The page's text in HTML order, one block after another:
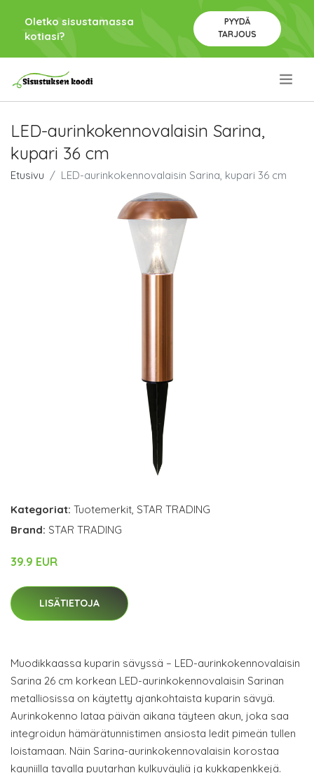
Oletko sisustamassa
kotiasi?
PYYDÄ
TARJOUS
LED-aurinkokennovalaisin Sarina,
kupari 36 cm
Etusivu LED-aurinkokennovalaisin Sarina, kupari 36 cm
Kategoriat: Tuotemerkit, STAR TRADING
Brand: STAR TRADING
39.9 EUR
LISÄTIETOJA
Muodikkaassa kuparin sävyssä – LED-aurinkokennovalaisin
Sarina 26 cm korkean LED-aurinkokennovalaisin Sarinan
metalliosissa on käytetty ajankohtaista kuparin sävyä.
Aurinkokenno lataa päivän aikana täyteen akun, joka saa
integroidun hämärätunnistimen ansiosta ledit pimeän tullen
loistamaan. Näin Sarina-aurinkokennovalaisin korostaa
kauniilla tavalla puutarhan kulkuväyliä ja kukkapenkkejä.